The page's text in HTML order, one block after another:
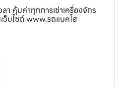
า คุ้มค่าทุกการเช่าเครื่องจักร
บไซต์ www.รถแบคโฮ